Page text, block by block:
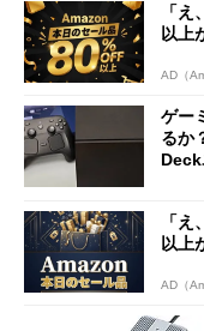
「
以上
AD（
ゲー
るか
Deck
「
以上
AD（